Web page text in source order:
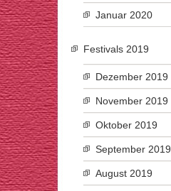
Januar 2020
Festivals 2019
Dezember 2019
November 2019
Oktober 2019
September 2019
August 2019